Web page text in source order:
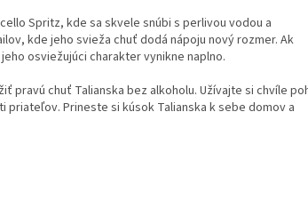
Spritz, kde sa skvele snúbi s perlivou vodou a
kde jeho svieža chuť dodá nápoju nový rozmer. Ak
osviežujúci charakter vynikne naplno.
pravú chuť Talianska bez alkoholu. Užívajte si chvíle
priateľov. Prineste si kúsok Talianska k sebe domov a